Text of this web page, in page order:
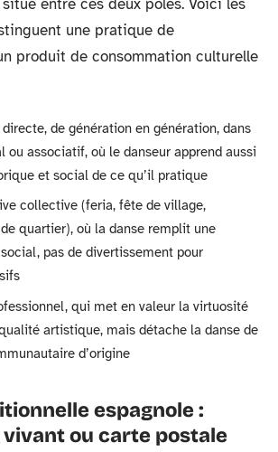
entre ces deux pôles. Voici les
une pratique de
produit de consommation culturelle
de génération en génération, dans
ou associatif, où le danseur apprend aussi
et social de ce qu’il pratique
collective (feria, fête de village,
quartier), où la danse remplit une
pas de divertissement pour
qui met en valeur la virtuosité
artistique, mais détache la danse de
d’origine
espagnole :
ou carte postale